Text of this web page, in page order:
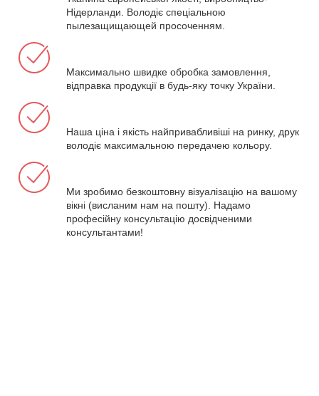
Нідерланди. Володіє спеціальною
пылезащищающей просоченням.
Максимально швидке обробка замовлення,
відправка продукції в будь-яку точку України.
Наша ціна і якість найпривабливіші на ринку, друк
володіє максимальною передачею кольору.
Ми зробимо безкоштовну візуалізацію на вашому
вікні (висланим нам на пошту). Надамо
професійну консультацію досвідченими
консультантами!